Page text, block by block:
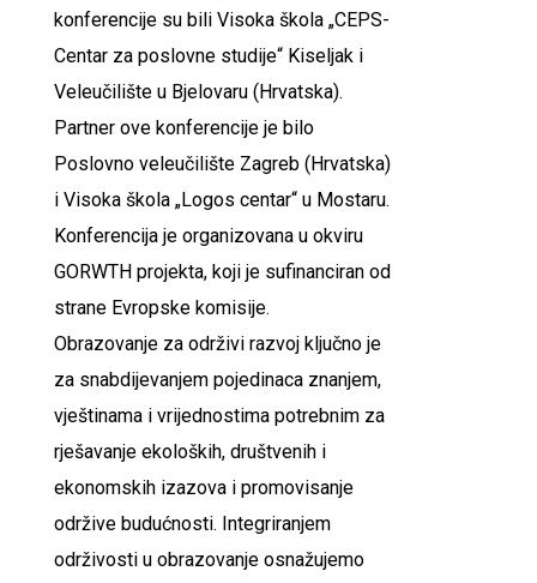
konferencije su bili Visoka škola „CEPS-
Centar za poslovne studije“ Kiseljak i
Veleučilište u Bjelovaru (Hrvatska).
Partner ove konferencije je bilo
Poslovno veleučilište Zagreb (Hrvatska)
i Visoka škola „Logos centar“ u Mostaru.
Konferencija je organizovana u okviru
GORWTH projekta, koji je sufinanciran od
strane Evropske komisije.
Obrazovanje za održivi razvoj ključno je
za snabdijevanjem pojedinaca znanjem,
vještinama i vrijednostima potrebnim za
rješavanje ekoloških, društvenih i
ekonomskih izazova i promovisanje
održive budućnosti. Integriranjem
održivosti u obrazovanje osnažujemo